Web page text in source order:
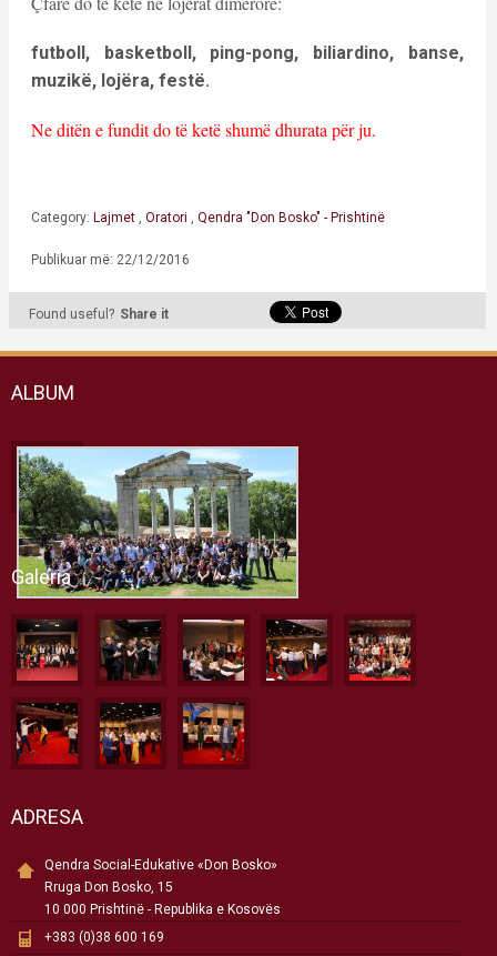
futboll, basketboll, ping-pong, biliardino, banse,
muzikë, lojëra, festë.
Ne ditën e fundit do të ketë shumë dhurata për ju.
Category: Lajmet Oratori Qendra "Don Bosko" - Prishtinë
Publikuar më: 22/12/2016
Found useful? Share it
ALBUM
Galeria
ADRESA
Qendra Social-Edukative «Don Bosko»
Rruga Don Bosko, 15
10 000 Prishtinë - Republika e Kosovës
+383 (0)38 600 169